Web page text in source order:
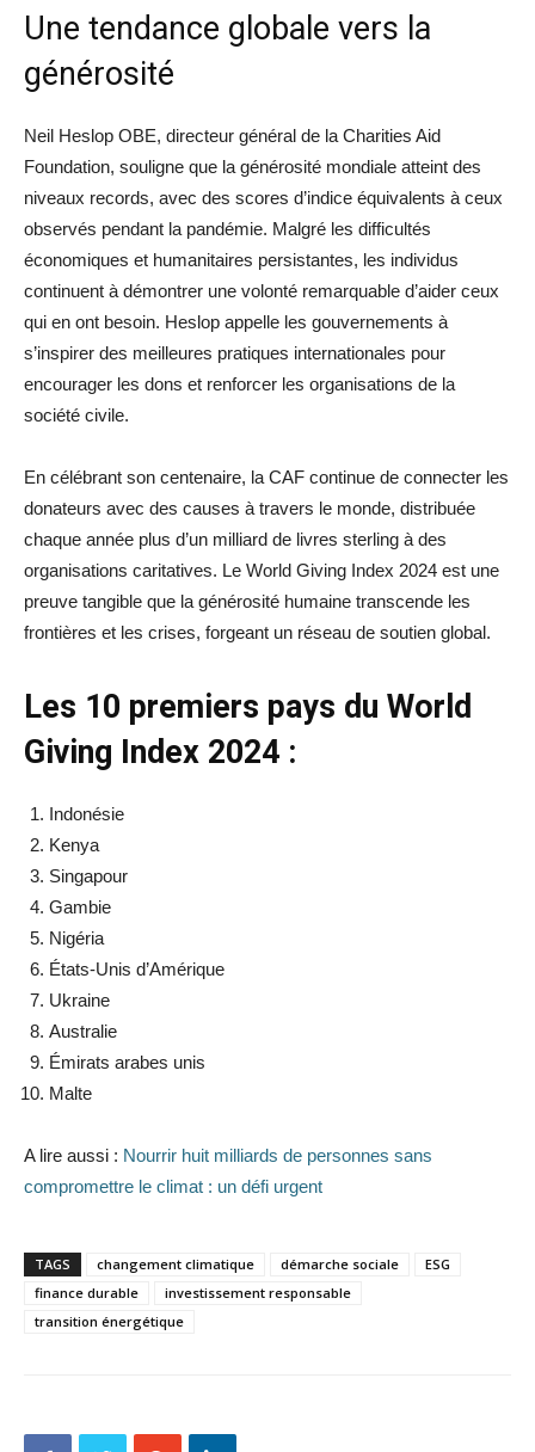
Une tendance globale vers la
générosité
Neil Heslop OBE, directeur général de la Charities Aid
Foundation, souligne que la générosité mondiale atteint des
niveaux records, avec des scores d’indice équivalents à ceux
observés pendant la pandémie. Malgré les difficultés
économiques et humanitaires persistantes, les individus
continuent à démontrer une volonté remarquable d’aider ceux
qui en ont besoin. Heslop appelle les gouvernements à
s’inspirer des meilleures pratiques internationales pour
encourager les dons et renforcer les organisations de la
société civile.
En célébrant son centenaire, la CAF continue de connecter les
donateurs avec des causes à travers le monde, distribuée
chaque année plus d’un milliard de livres sterling à des
organisations caritatives. Le World Giving Index 2024 est une
preuve tangible que la générosité humaine transcende les
frontières et les crises, forgeant un réseau de soutien global.
Les 10 premiers pays du World
Giving Index 2024 :
Indonésie
Kenya
Singapour
Gambie
Nigéria
États-Unis d’Amérique
Ukraine
Australie
Émirats arabes unis
Malte
A lire aussi : Nourrir huit milliards de personnes sans
compromettre le climat : un défi urgent
TAGS changement climatique démarche sociale
ESG
finance durable
investissement responsable
transition énergétique